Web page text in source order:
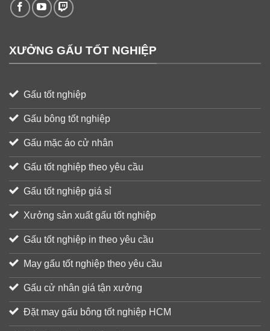
XƯỞNG GẤU TỐT NGHIỆP
Gấu tốt nghiệp
Gấu bông tốt nghiệp
Gấu mặc áo cử nhân
Gấu tốt nghiệp theo yêu cầu
Gấu tốt nghiệp giá sỉ
Xưởng sản xuất gấu tốt nghiệp
Gấu tốt nghiệp in theo yêu cầu
May gấu tốt nghiệp theo yêu cầu
Gấu cử nhân giá tận xưởng
Đặt may gấu bông tốt nghiệp HCM